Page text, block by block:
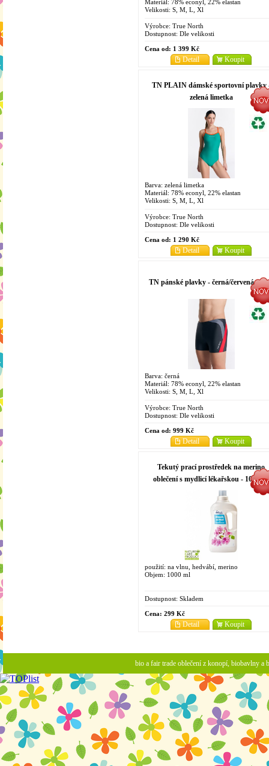
Materiál: 78% econyl, 22% elastan
Velikosti: S, M, L, Xl
Výrobce: True North
Dostupnost: Dle velikosti
Cena od: 1 399 Kč
Koupit
Detail
TN PLAIN dámské sportovní plavky
zelená limetka
Barva: zelená limetka
Materiál: 78% econyl, 22% elastan
Velikosti: S, M, L, Xl
Výrobce: True North
Dostupnost: Dle velikosti
Cena od: 1 290 Kč
Koupit
Detail
TN pánské plavky - černá/červená
Barva: černá
Materiál: 78% econyl, 22% elastan
Velikosti: S, M, L, Xl
Výrobce: True North
Dostupnost: Dle velikosti
Cena od: 999 Kč
Koupit
Detail
Tekutý prací prostředek na merino
oblečení s mydlicí lékařskou - 1000 ml
použití: na vlnu, hedvábí, merino
Objem: 1000 ml
Dostupnost: Skladem
Cena: 299 Kč
Koupit
Detail
bio a fair trade oblečení z konopí, biobavlny a